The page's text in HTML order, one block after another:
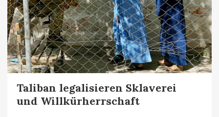
Taliban legalisieren Sklaverei
und Willkürherrschaft